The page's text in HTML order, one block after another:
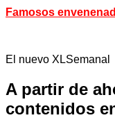
Famosos
El nuevo XLSemanal
A partir de
contenidos